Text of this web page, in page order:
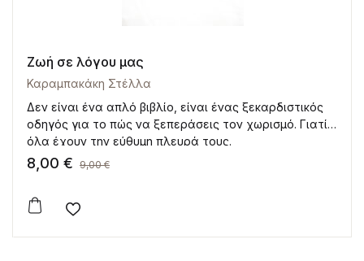
Ζωή σε λόγου μας
Καραμπακάκη Στέλλα
Δεν είναι ένα απλό βιβλίο, είναι ένας ξεκαρδιστικός
οδηγός για το πώς να ξεπεράσεις τον χωρισμό. Γιατί
όλα έχουν την εύθυμη πλευρά τους.
8,00 € 9,00€
Add to wishlist